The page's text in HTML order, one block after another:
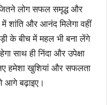
लोग सफल समृद्ध और
शांति और आनंद मिलेगा वहीं
के बीच में महल भी बना लेंगे
साथ ही निंदा और उपेक्षा
हमेशा खुशियां और सफलता
आगे बढ़ाइए।